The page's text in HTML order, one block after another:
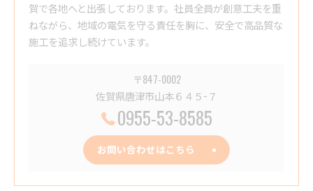
賀で各地へと出張しております。社員全員が創意工夫を重
ねながら、地域の電気を守る責任を胸に、安全で高品質な
施工を追求し続けています。
〒847-0002
佐賀県唐津市山本６４５−７
0955-53-8585
お問い合わせはこちら